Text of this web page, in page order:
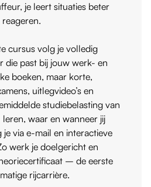
je leert situaties beter
cursus volg je volledig
die past bij jouw werk- en
boeken, maar korte,
uitlegvideo’s en
studiebelasting van
waar en wanneer jij
via e-mail en interactieve
werk je doelgericht en
– de eerste
rijcarrière.